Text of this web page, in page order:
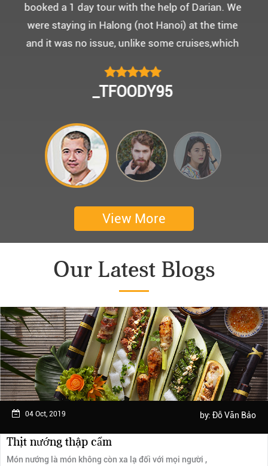
부모님을 모시고 가는 여행인만큼 비교적 선선한 2
월말에 Darian Culbert를 통해서 다녀왔습니다.
5성급 신식 몽쉐리 크루즈와 리무진 버스 덕분에 부
멀미가 있으신 부모님을 배려해서 리무진에서 앞좌
석으로 배치해주시어 고마웠습니다.
킹은 부모님께 멋진 추억을 만들어 주었네요.
어머니 환갑을 기념하여 몽쉐리 크루즈에서 이쁜
꽃다발과 맛있는 케잌으로 깜짝 파티를 만들어 주
셨어요. 어머니께서 큰 감동을 받으셨답니다. 멋진
추억을 만들어 주신 몽쉐리 크루즈와 Darian
Culbert께 감사드려요 ^^
Thanks for giving my family good services.
I hope you are happy everyday.
My parents said, we were happy in harong bey. ^^
Have a nice day.
Ngày trải nghiệm: tháng 2 năm 2019
CHOKYUNGSEOK
View More
Our Latest Blogs
04 Oct, 2019 by: Đỗ Văn Bảo
Thịt nướng thập cẩm
Món nướng là món không còn xa lạ đối với mọi người ,